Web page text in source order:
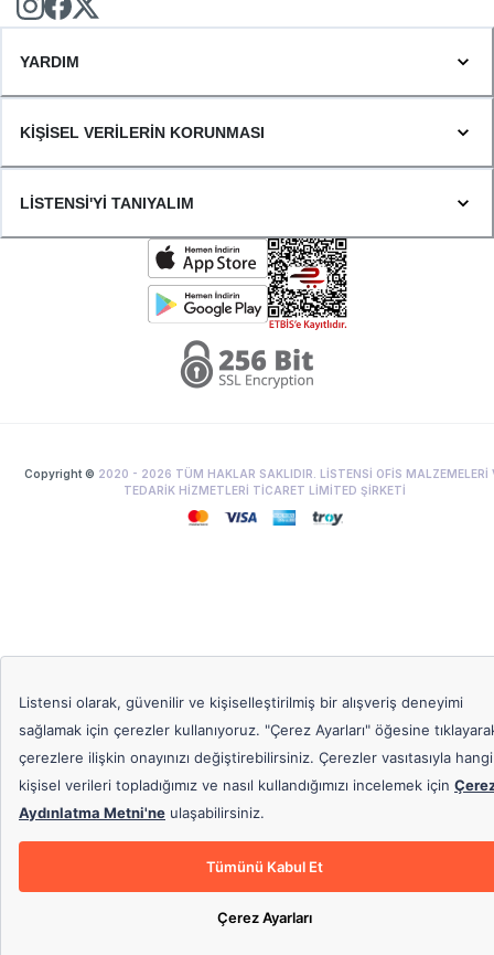
YARDIM
KİŞİSEL VERİLERİN KORUNMASI
LİSTENSİ'Yİ TANIYALIM
Copyright © 2020 - 2026 TÜM HAKLAR SAKLIDIR. LİSTENSİ OFİS MALZEMELERİ
TEDARİK HİZMETLERİ TİCARET LİMİTED ŞİRKETİ